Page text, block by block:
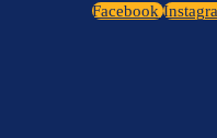
Facebook